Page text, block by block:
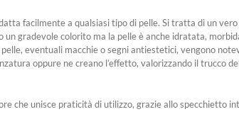
facilmente a qualsiasi tipo di pelle. Si tratta di un
gradevole colorito ma la pelle è anche idratata,
eventuali macchie o segni antiestetici, vengono
oppure ne creano l’effetto, valorizzando il trucco
che unisce praticità di utilizzo, grazie allo specchietto